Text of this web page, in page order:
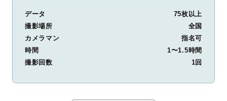
データ
75枚以上
撮影場所
全国
カメラマン
指名可
時間
1〜1.5時間
撮影回数
1回